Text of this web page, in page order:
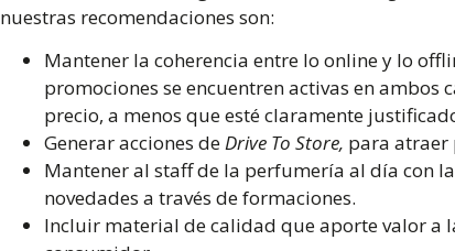
nuestras recomendaciones son:
Mantener la coherencia entre lo online y lo
promociones se encuentren activas en ambos
precio, a menos que esté claramente
Generar acciones deDrive To Store, para atraer
Mantener al staff de la perfumería al día con
novedades a través de formaciones.
Incluir material de calidad que aporte valor a